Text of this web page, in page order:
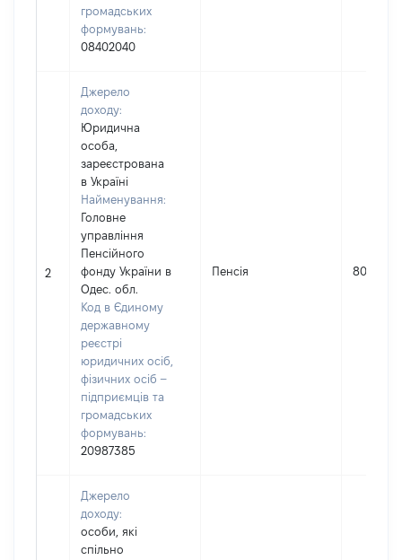
громадських
формувань:
08402040
2
Джерело
доходу:
Юридична
особа,
зареєстрована
в Україні
Найменування:
Головне
управління
Пенсійного
фонду України в
Одес. обл.
Код в Єдиному
державному
реєстрі
юридичних осіб,
фізичних осіб –
підприємців та
громадських
формувань:
20987385
Пенсія 801593
Джерело
доходу:
особи, які
спільно